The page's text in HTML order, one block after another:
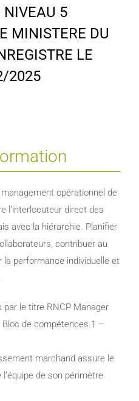
NIVEAU 5
MINISTERE DU
LE
2025
opérationnel de
l’interlocuteur direct des
avec la hiérarchie. Planifier
contribuer au
performance individuelle et
le titre RNCP Manager
de compétences 1 –
marchand assure le
de son périmètre